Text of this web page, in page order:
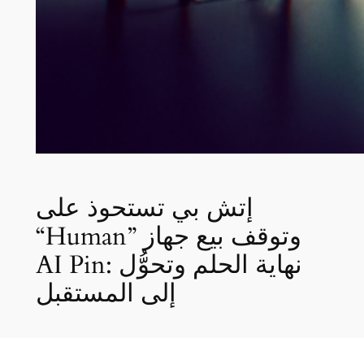
إتش بي تستحوذ على
“Human” وتوقف بيع جهاز
AI Pin: نهاية الحلم وتحوُّل
إلى المستقبل